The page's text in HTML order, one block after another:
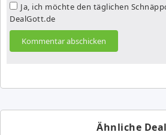
Ja, ich möchte den täglichen
DealGott.de
Ähnliche